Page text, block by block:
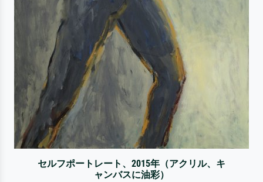
セルフポートレート、2015年（アクリル、キ
ャンバスに油彩）